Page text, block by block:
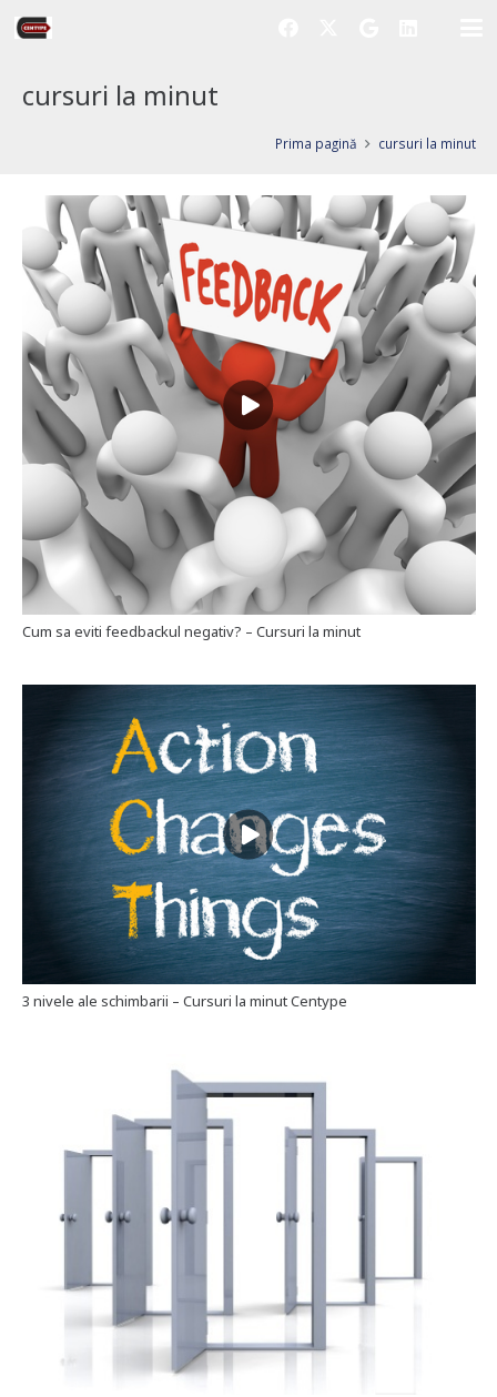
cursuri la minut
Prima pagină cursuri la minut
Cum sa eviti feedbackul negativ? – Cursuri la minut
3 nivele ale schimbarii – Cursuri la minut Centype